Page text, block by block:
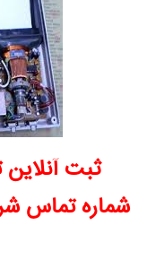
ثبت
شماره تماس